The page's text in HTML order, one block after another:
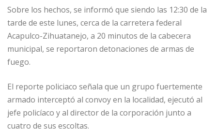
Sobre los hechos, se informó que siendo las 12:30 de la
tarde de este lunes, cerca de la carretera federal
Acapulco-Zihuatanejo, a 20 minutos de la cabecera
municipal, se reportaron detonaciones de armas de
fuego.
El reporte policiaco señala que un grupo fuertemente
armado interceptó al convoy en la localidad, ejecutó al
jefe policíaco y al director de la corporación junto a
cuatro de sus escoltas.